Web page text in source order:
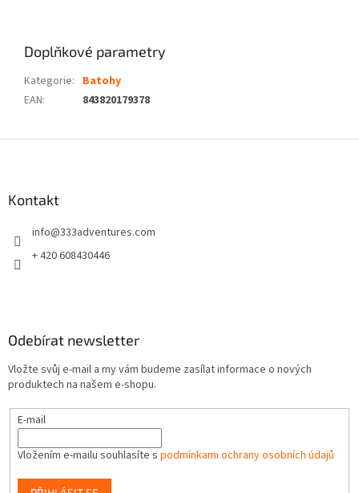
Doplňkové parametry
Kategorie: Batohy
EAN: 843820179378
Kontakt
info@333adventures.com
+ 420 608430446
Odebírat newsletter
Vložte svůj e-mail a my vám budeme zasílat informace o nových
produktech na našem e-shopu.
E-mail
Vložením e-mailu souhlasíte s podmínkami ochrany osobních údajů